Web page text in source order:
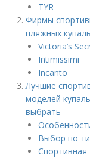
TYR
Фирмы
пляжных
Victoria’s
Intimissimi
Incanto
Лучшие
моделей
выбрать
Выбор по
Спортивная